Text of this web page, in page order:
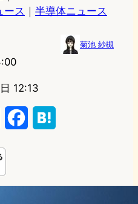
ース ｜ 半導体ニュース
菊池 紗槻
12:13
u
e
e
e